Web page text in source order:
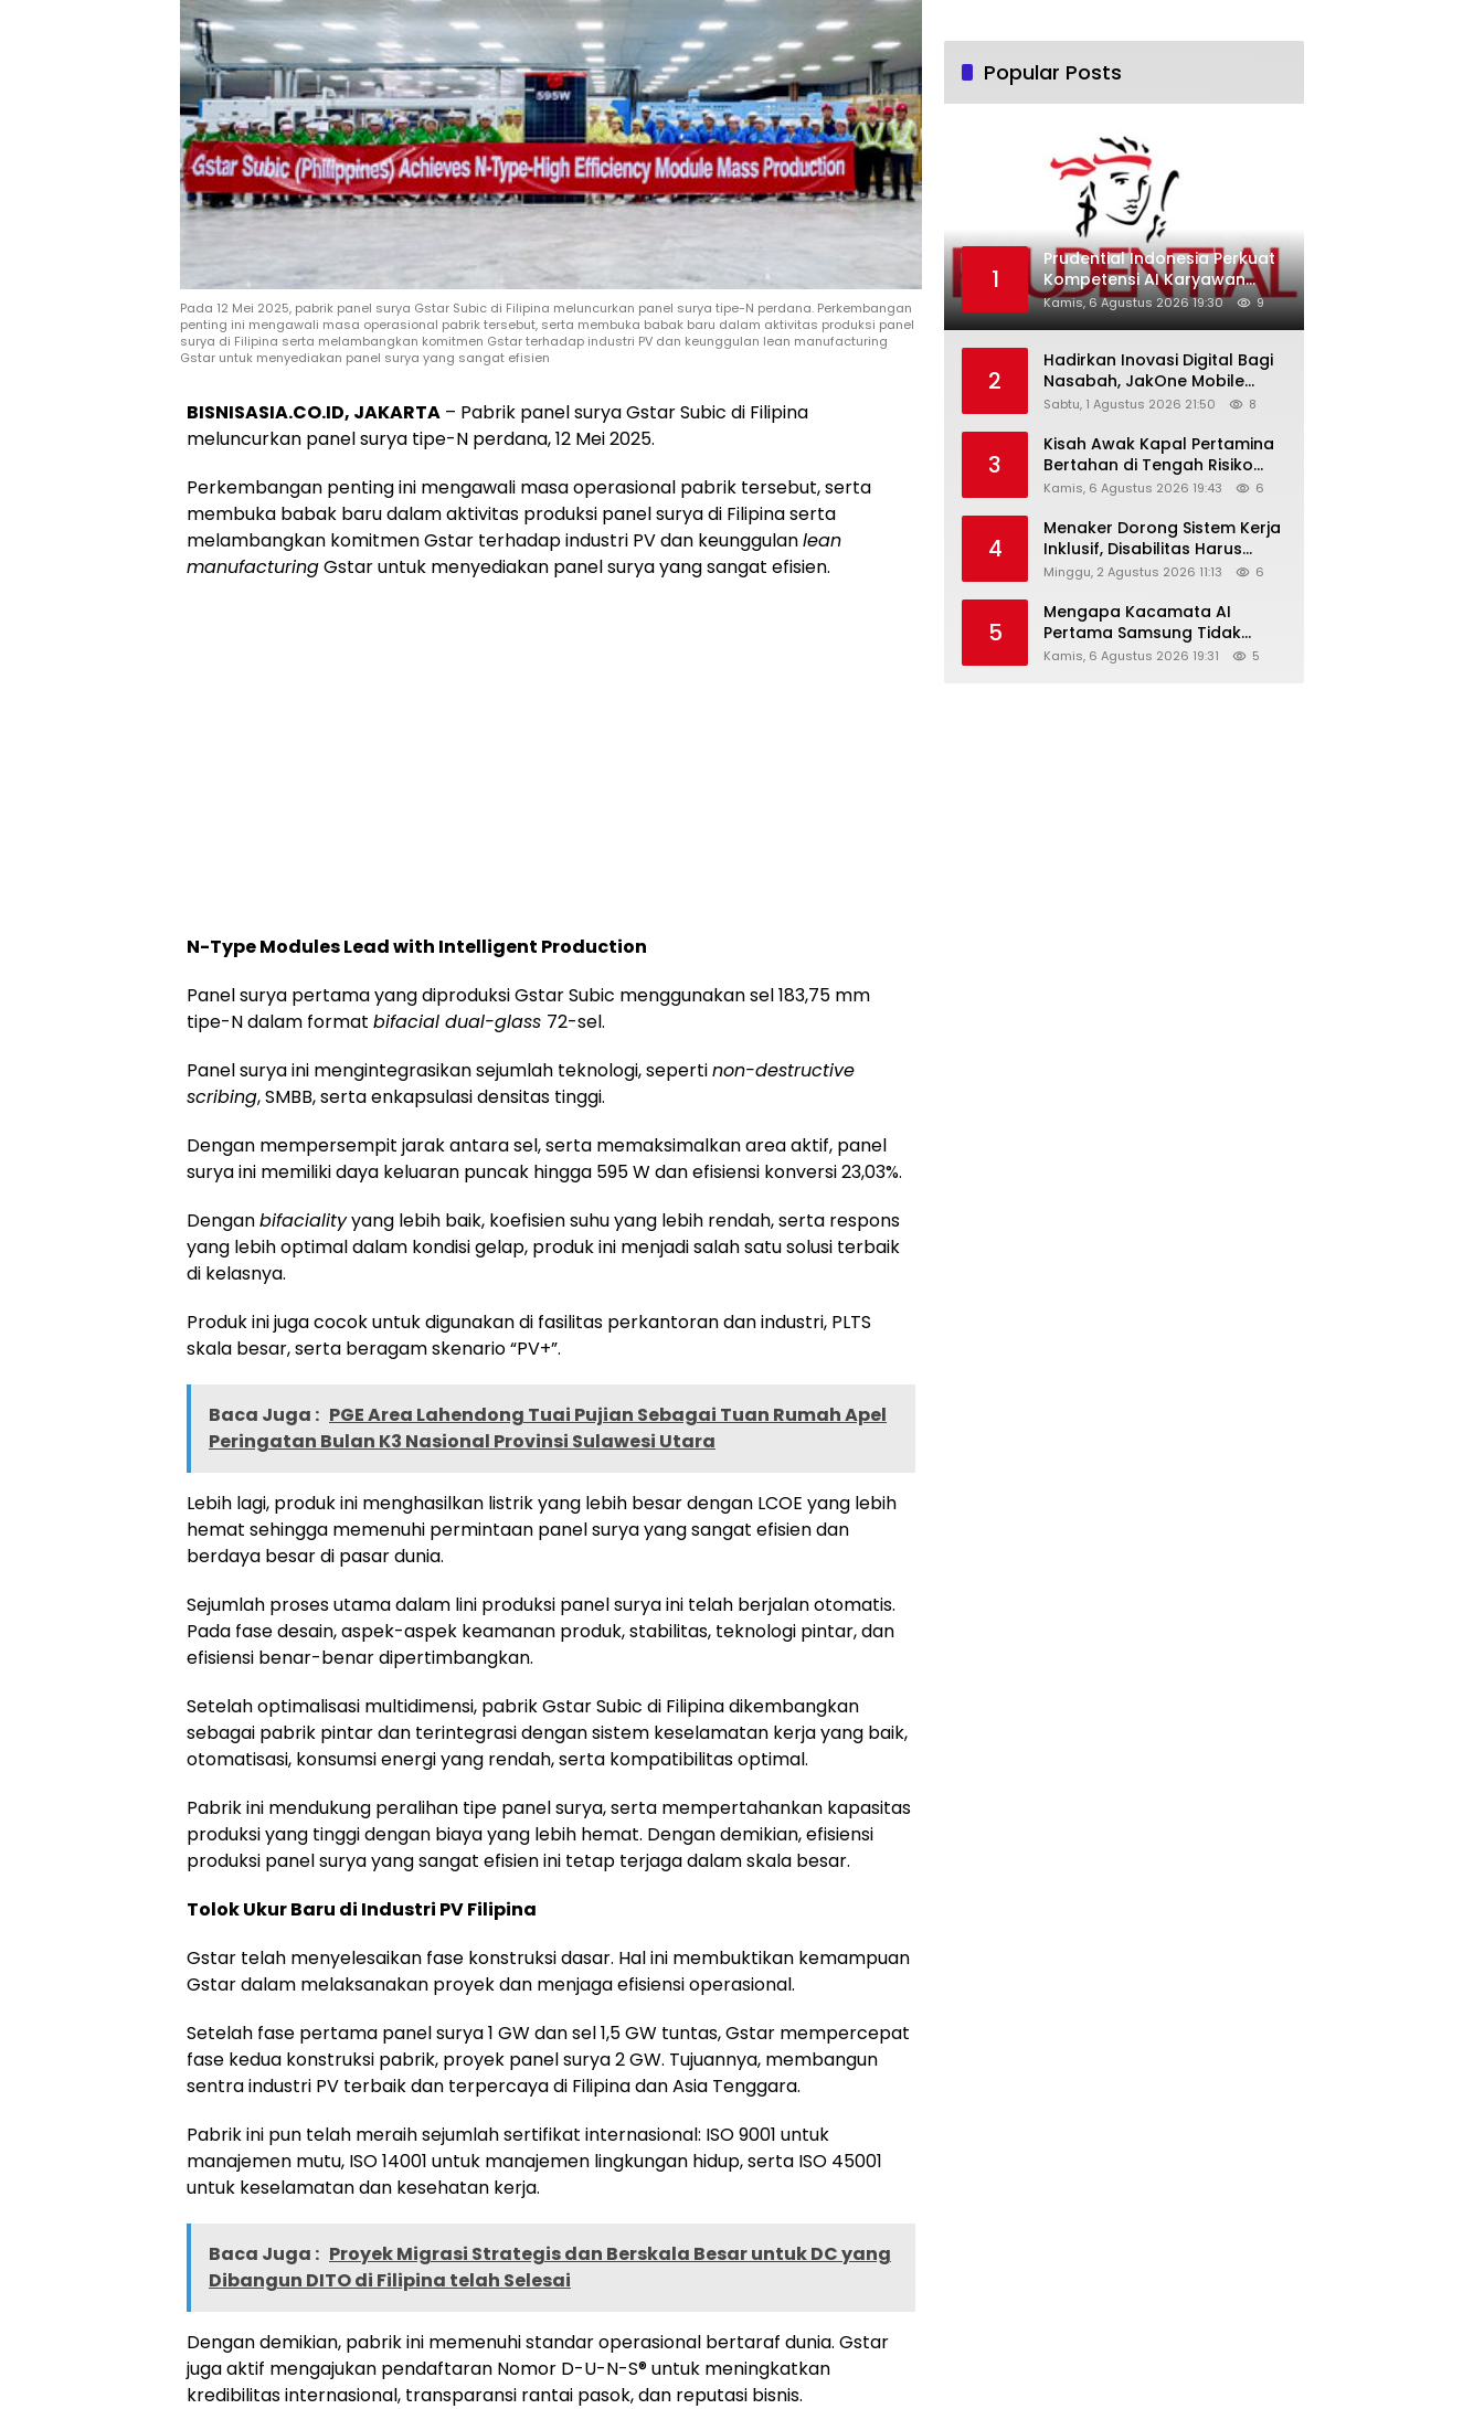
Pada 12 Mei 2025, pabrik panel surya Gstar Subic di Filipina meluncurkan panel surya tipe-N perdana. Perkembangan
penting ini mengawali masa operasional pabrik tersebut, serta membuka babak baru dalam aktivitas produksi panel
surya di Filipina serta melambangkan komitmen Gstar terhadap industri PV dan keunggulan lean manufacturing
Gstar untuk menyediakan panel surya yang sangat efisien
BISNISASIA.CO.ID, JAKARTA – Pabrik panel surya Gstar Subic di Filipina
meluncurkan panel surya tipe-N perdana, 12 Mei 2025.
Perkembangan penting ini mengawali masa operasional pabrik tersebut, serta
membuka babak baru dalam aktivitas produksi panel surya di Filipina serta
melambangkan komitmen Gstar terhadap industri PV dan keunggulanlean
manufacturingGstar untuk menyediakan panel surya yang sangat efisien.
N-Type Modules Lead with Intelligent Production
Panel surya pertama yang diproduksi Gstar Subic menggunakan sel 183,75 mm
tipe-N dalam format bifacial dual-glass 72-sel.
Panel surya ini mengintegrasikan sejumlah teknologi, sepertinon-destructive
scribing, SMBB, serta enkapsulasi densitas tinggi.
Dengan mempersempit jarak antara sel, serta memaksimalkan area aktif, panel
surya ini memiliki daya keluaran puncak hingga 595 W dan efisiensi konversi 23,03%.
Denganbifacialityyang lebih baik, koefisien suhu yang lebih rendah, serta respons
yang lebih optimal dalam kondisi gelap, produk ini menjadi salah satu solusi terbaik
di kelasnya.
Produk ini juga cocok untuk digunakan di fasilitas perkantoran dan industri, PLTS
skala besar, serta beragam skenario “PV+”.
Baca Juga : PGE Area Lahendong Tuai Pujian Sebagai Tuan Rumah Apel
Peringatan Bulan K3 Nasional Provinsi Sulawesi Utara
Lebih lagi, produk ini menghasilkan listrik yang lebih besar dengan LCOE yang lebih
hemat sehingga memenuhi permintaan panel surya yang sangat efisien dan
berdaya besar di pasar dunia.
Sejumlah proses utama dalam lini produksi panel surya ini telah berjalan otomatis.
Pada fase desain, aspek-aspek keamanan produk, stabilitas, teknologi pintar, dan
efisiensi benar-benar dipertimbangkan.
Setelah optimalisasi multidimensi, pabrik Gstar Subic di Filipina dikembangkan
sebagai pabrik pintar dan terintegrasi dengan sistem keselamatan kerja yang baik,
otomatisasi, konsumsi energi yang rendah, serta kompatibilitas optimal.
Pabrik ini mendukung peralihan tipe panel surya, serta mempertahankan kapasitas
produksi yang tinggi dengan biaya yang lebih hemat. Dengan demikian, efisiensi
produksi panel surya yang sangat efisien ini tetap terjaga dalam skala besar.
Tolok Ukur Baru di Industri PV Filipina
Gstar telah menyelesaikan fase konstruksi dasar. Hal ini membuktikan kemampuan
Gstar dalam melaksanakan proyek dan menjaga efisiensi operasional.
Setelah fase pertama panel surya 1 GW dan sel 1,5 GW tuntas, Gstar mempercepat
fase kedua konstruksi pabrik, proyek panel surya 2 GW. Tujuannya, membangun
sentra industri PV terbaik dan terpercaya di Filipina danAsia Tenggara.
Pabrik ini pun telah meraih sejumlah sertifikat internasional: ISO 9001 untuk
manajemen mutu, ISO 14001 untuk manajemen lingkungan hidup, serta ISO 45001
untuk keselamatan dan kesehatan kerja.
Baca Juga : Proyek Migrasi Strategis dan Berskala Besar untuk DC yang
Dibangun DITO di Filipina telah Selesai
Dengan demikian, pabrik ini memenuhi standar operasional bertaraf dunia. Gstar
juga aktif mengajukan pendaftaran Nomor D-U-N-S® untuk meningkatkan
kredibilitas internasional, transparansi rantai pasok, dan reputasi bisnis.
Popular Posts
1
Prudential Indonesia Perkuat
Kompetensi AI Karyawan
Lewat AI Week
Kamis, 6 Agustus 2026 19:30 9
2
Hadirkan Inovasi Digital Bagi
Nasabah, JakOne Mobile
Antar Bank Jakarta Sukses
Awards 2026
Sabtu, 1 Agustus 2026 21:50 8
3
Kisah Awak Kapal Pertamina
Bertahan di Tengah Risiko
Pelayaran Selat Hormuz
Kamis, 6 Agustus 2026 19:43 6
4
Menaker Dorong Sistem Kerja
Inklusif, Disabilitas Harus
Dapat Kesempatan Setara
Minggu, 2 Agustus 2026 11:13 6
5
Mengapa Kacamata AI
Pertama Samsung Tidak
Dibekali Layar?
Kamis, 6 Agustus 2026 19:31 5